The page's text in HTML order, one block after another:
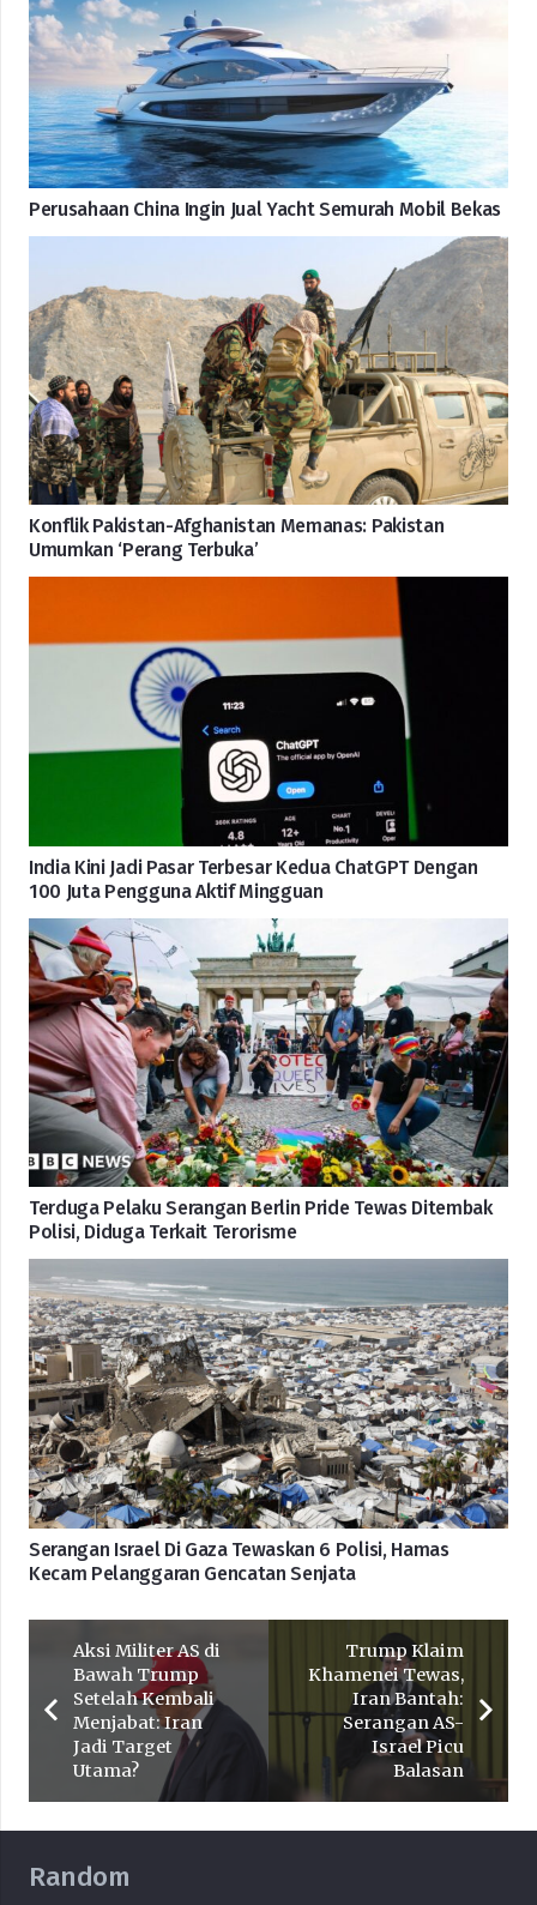
Perusahaan China Ingin Jual Yacht Semurah Mobil Bekas
Konflik Pakistan-Afghanistan Memanas: Pakistan
Umumkan ‘Perang Terbuka’
India Kini Jadi Pasar Terbesar Kedua ChatGPT Dengan
100 Juta Pengguna Aktif Mingguan
Terduga Pelaku Serangan Berlin Pride Tewas Ditembak
Polisi, Diduga Terkait Terorisme
Serangan Israel Di Gaza Tewaskan 6 Polisi, Hamas
Kecam Pelanggaran Gencatan Senjata
Aksi Militer AS di
Bawah Trump
Setelah Kembali
Menjabat: Iran
Jadi Target
Utama?
Trump Klaim
Khamenei Tewas,
Iran Bantah:
Serangan AS-
Israel Picu
Balasan
Random